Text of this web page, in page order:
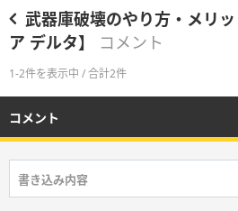
武器庫破壊のやり方・メリ
ア デルタ】
コメント
1-2件を表示中 / 合計2件
コメント